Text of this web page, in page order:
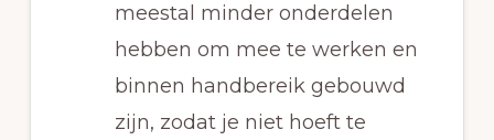
meestal minder onderdelen
hebben om mee te werken en
binnen handbereik gebouwd
zijn, zodat je niet hoeft te